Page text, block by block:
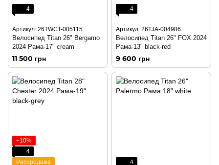
4
Артикул: 26TWCT-005115
Велосипед Titan 26" Bergamo
2024 Рама-17" cream
11 500 грн
4
Артикул: 26TJA-004986
Велосипед Titan 26" FOX 2024
Рама-13" black-red
9 600 грн
−10%
4
Распродажа
4